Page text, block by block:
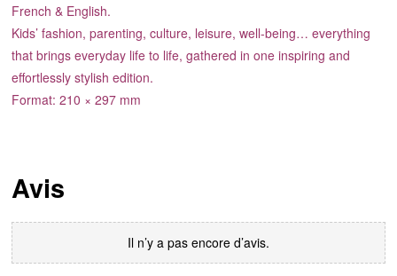
French & English.
Kids’ fashion, parenting, culture, leisure, well-being… everything
that brings everyday life to life, gathered in one inspiring and
effortlessly stylish edition.
Format: 210 × 297 mm
Avis
Il n’y a pas encore d’avis.